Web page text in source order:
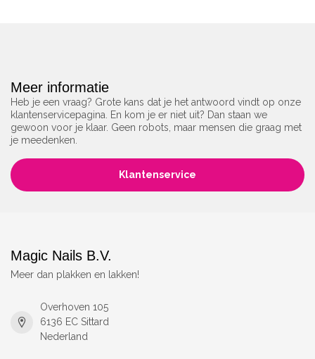
Meer informatie
Heb je een vraag? Grote kans dat je het antwoord vindt op onze
klantenservicepagina. En kom je er niet uit? Dan staan we
gewoon voor je klaar. Geen robots, maar mensen die graag met
je meedenken.
Klantenservice
Magic Nails B.V.
Meer dan plakken en lakken!
Overhoven 105
6136 EC Sittard
Nederland